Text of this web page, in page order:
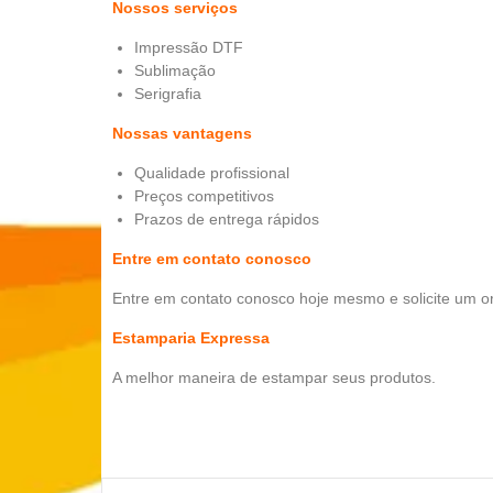
Nossos serviços
Impressão DTF
Sublimação
Serigrafia
Nossas vantagens
Qualidade profissional
Preços competitivos
Prazos de entrega rápidos
Entre em contato conosco
Entre em contato conosco hoje mesmo e solicite um
Estamparia Expressa
A melhor maneira de estampar seus produtos.